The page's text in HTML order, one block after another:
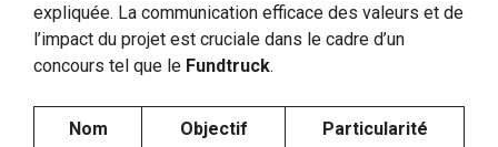
expliquée. La communication efficace des valeurs et de
l’impact du projet est cruciale dans le cadre d’un
concours tel que le Fundtruck.
Nom Objectif Particularité